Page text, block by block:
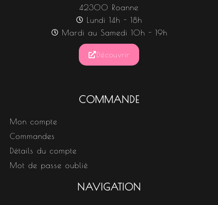
42300 Roanne
Lundi 14h - 18h
Mardi au Samedi 10h - 19h
Découvrir
COMMANDE
Mon compte
Commandes
Détails du compte
Mot de passe oublié
NAVIGATION